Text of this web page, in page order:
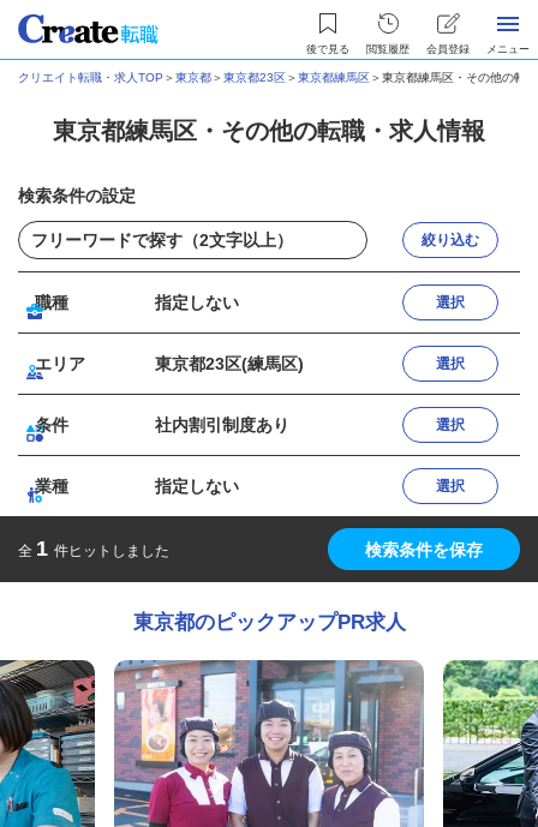
後で見る 閲覧履歴 会員登録 メニュー
クリエイト転職・求人TOP ＞東京都＞東京都23区＞東京都練馬区＞東京都練馬区・その他の転
東京都練馬区・その他の転職・求人情報
検索条件の設定
絞り込む
職種 指定しない 選択
エリア 東京都23区(練馬区) 選択
条件 社内割引制度あり 選択
業種 指定しない 選択
全 1 件ヒットしました 検索条件を保存
東京都のピックアップPR求人